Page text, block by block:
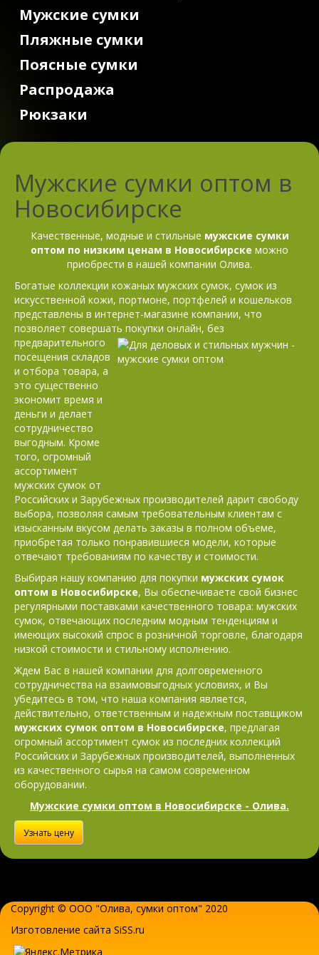
Мужские сумки
Пляжные сумки
Поясные сумки
Распродажа
Рюкзаки
Мужские сумки оптом в
Новосибирске
Качественные, модные и стильные мужские сумки
оптом по низким ценам в Новосибирске можно
приобрести в нашей компании Олива.
Богатые коллекции кожаных мужских сумок, сумок из
искусственной кожи, портмоне, портфелей и кошельков
представлены в интернет-магазине компании, что
позволяет совершать покупки онлайн, без
предварительного
посещения складов
и отбора товара, а
это существенно
экономит время и
деньги и делает
сотрудничество
выгодным. Кроме
того, огромный
ассортимент
мужских сумок от
Российских и Зарубежных производителей дарит свободу
выбора, позволяя самым требовательным клиентам с
изысканным вкусом делать заказы в полном объеме,
приобретая только понравившиеся модели, которые
отвечают требованиям по качеству и стоимости.
Выбирая нашу компанию для покупки мужских сумок
оптом в Новосибирске, Вы обеспечиваете свой бизнес
регулярными поставками качественного товара: мужских
сумок, отвечающих последним модным тенденциям и
имеющих высокий спрос в розничной торговле, благодаря
низкой стоимости и стильному исполнению.
Ждем Вас в нашей компании для долговременного
сотрудничества на взаимовыгодных условиях, и Вы
убедитесь в том, что наша компания является,
действительно, ответственным и надежным поставщиком
мужских сумок оптом в Новосибирске, предлагая
огромный ассортимент сумок из последних коллекций
Российских и Зарубежных производителей, выполненных
из качественного сырья на самом современном
оборудовании.
Мужские сумки оптом в Новосибирске - Олива.
Узнать цену
Copyright © ООО "Олива, сумки оптом" 2020
Изготовление сайта SiSS.ru